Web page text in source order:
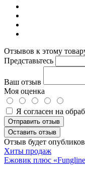
Отзывов к этому
Представьтесь
Ваш отзыв
Моя оценка
Я согласен на
Отправить отзыв
Оставить отзыв
Отзыв будет
Хиты продаж
Ежовик плюс